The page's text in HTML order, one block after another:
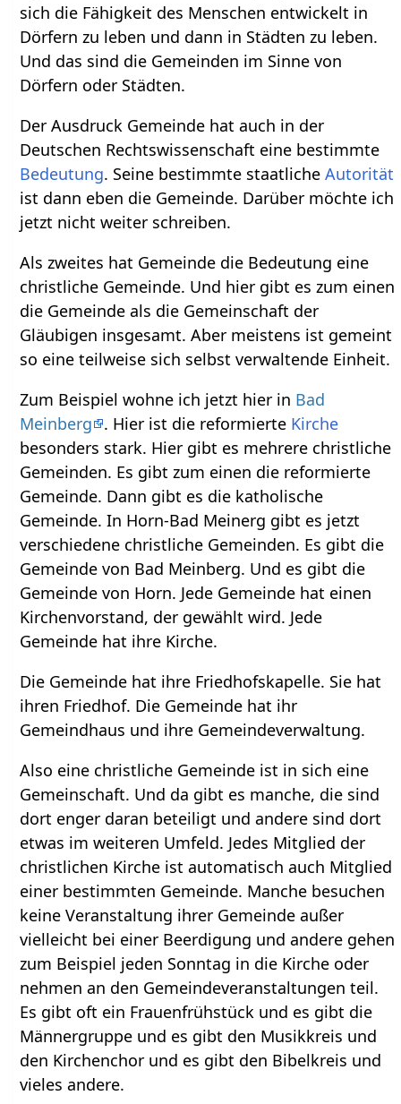
sich die Fähigkeit des Menschen entwickelt in
Dörfern zu leben und dann in Städten zu leben.
Und das sind die Gemeinden im Sinne von
Dörfern oder Städten.
Der Ausdruck Gemeinde hat auch in der
Deutschen Rechtswissenschaft eine bestimmte
Bedeutung. Seine bestimmte staatlicheAutorität
ist dann eben die Gemeinde. Darüber möchte ich
jetzt nicht weiter schreiben.
Als zweites hat Gemeinde die Bedeutung eine
christliche Gemeinde. Und hier gibt es zum einen
die Gemeinde als die Gemeinschaft der
Gläubigen insgesamt. Aber meistens ist gemeint
so eine teilweise sich selbst verwaltende Einheit.
Zum Beispiel wohne ich jetzt hier in Bad
Meinberg
. Hier ist die reformierte Kirche
besonders stark. Hier gibt es mehrere christliche
Gemeinden. Es gibt zum einen die reformierte
Gemeinde. Dann gibt es die katholische
Gemeinde. In Horn-Bad Meinerg gibt es jetzt
verschiedene christliche Gemeinden. Es gibt die
Gemeinde von Bad Meinberg. Und es gibt die
Gemeinde von Horn. Jede Gemeinde hat einen
Kirchenvorstand, der gewählt wird. Jede
Gemeinde hat ihre Kirche.
Die Gemeinde hat ihre Friedhofskapelle. Sie hat
ihren Friedhof. Die Gemeinde hat ihr
Gemeindhaus und ihre Gemeindeverwaltung.
Also eine christliche Gemeinde ist in sich eine
Gemeinschaft. Und da gibt es manche, die sind
dort enger daran beteiligt und andere sind dort
etwas im weiteren Umfeld. Jedes Mitglied der
christlichen Kirche ist automatisch auch Mitglied
einer bestimmten Gemeinde. Manche besuchen
keine Veranstaltung ihrer Gemeinde außer
vielleicht bei einer Beerdigung und andere gehen
zum Beispiel jeden Sonntag in die Kirche oder
nehmen an den Gemeindeveranstaltungen teil.
Es gibt oft ein Frauenfrühstück und es gibt die
Männergruppe und es gibt den Musikkreis und
den Kirchenchor und es gibt den Bibelkreis und
vieles andere.